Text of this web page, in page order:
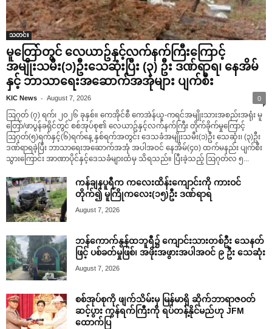
သတင်း
မူတြော်တွင် လေယာဥ်နှင့်လက်နက်ကြီးကြောင့်
အမျိုးသမီး(၁)ဦးသေဆုံးပြီး (၃) ဦး ဒဏ်ရာရ၊ နေအိမ်
နှင့် ဘာသာရေးအဆောက်အအုံများ ပျက်စီး
KIC News - August 7, 2026 0
ဩဂုတ် (၇) ရက်၊ ၂၀၂၆ ခုနှစ်။ ကေအိုင်စီ ကေအဲန်ယူ-ကရင်အမျိုးသားအစည်းအရုံး မူ
တြော်/ဖာပွန်ခရိုင်တွင် စစ်အုပ်စု၏ လေယာဥ်နှင့်လက်နက်ကြီး တိုက်ခိုက်မှုကြောင့်
ဩဂုတ်(၅)ရက်နှင့်(၆)ရက်နေ့ နှစ်ရက်အတွင်း ဒေသခံအမျိုးသမီး(၁)ဦး သေဆုံး၊ (၃)ဦး
ဒဏ်ရာရခဲ့ပြီး ဘာသာရေးအဆောက်အအုံ အပါအဝင် နေအိမ်(၄၀) ထက်မနည်း ပျက်စီး
သွားကြောင်း အာဏာပိုင်နှင့်ဒေသခံများထံမှ သိရသည်။ ပြီးခဲ့သည့် ဩဂုတ်လ ၅...
ကန်ချနပူရီက ကလေးထိန်းကျောင်းကို ကားဝင်
တိုက်၍ မူကြိုကလေး(၁၅)ဦး ဒဏ်ရာရ
August 7, 2026
ဘန်ကောက်နွန်ထဘူရီ၌ ကျောင်းသားတစ်ဦး သေနတ်
ဖြင့် ပစ်ခတ်မှုဖြစ်၊ အဖိုးအဖွားအပါအဝင် ၉ ဦး သေဆုံး
August 7, 2026
စစ်အုပ်စုကို ဖျက်သိမ်းမှ မြန်မာရှိ ဆိုက်ဘာရာဇဝတ်
ဆင့်ပွား ကွန်ရက်ကြီးကို ရပ်တန့်နိုင်မည်ဟု JFM
ထောက်ပြ